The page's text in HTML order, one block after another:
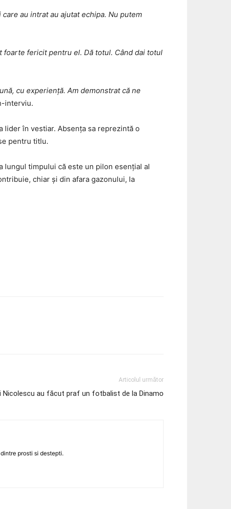
au intrat au ajutat echipa. Nu putem
foarte fericit pentru el. Dă totul. Când dai totul
cu experiență. Am demonstrat că ne
interviu.
lider în vestiar. Absența sa reprezintă o
pentru titlu.
lungul timpului că este un pilon esențial al
chiar și din afara gazonului, la
Articolul următor
Nicolescu au făcut praf un fotbalist de la Dinamo
prosti si destepti.